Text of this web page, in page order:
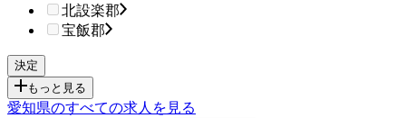
北設楽郡
宝飯郡
もっと見る
愛知県のすべての求人を見る